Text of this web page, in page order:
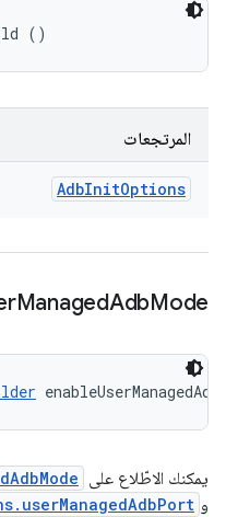
()
المرتجعات
AdbInitOptions
ManagedAdbMode
يمكنك الاطّلاع على
و